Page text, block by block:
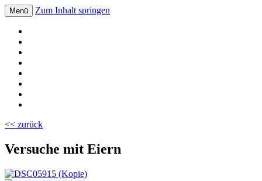
Volksschule Bad Blumau
Menü Zum Inhalt springen
<< zurück
Versuche mit Eiern